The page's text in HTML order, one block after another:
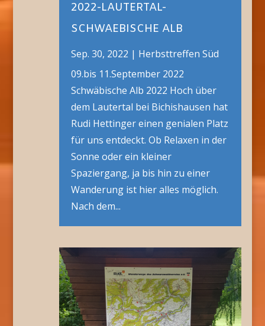
2022-LAUTERTAL-
SCHWAEBISCHE ALB
Sep. 30, 2022 | Herbsttreffen Süd
09.bis 11.September 2022
Schwäbische Alb 2022 Hoch über
dem Lautertal bei Bichishausen hat
Rudi Hettinger einen genialen Platz
für uns entdeckt. Ob Relaxen in der
Sonne oder ein kleiner
Spaziergang, ja bis hin zu einer
Wanderung ist hier alles möglich.
Nach dem...